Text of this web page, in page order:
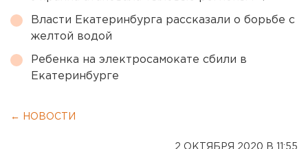
Власти Екатеринбурга рассказали о борьбе с
желтой водой
Ребенка на электросамокате сбили в
Екатеринбурге
← НОВОСТИ
2 ОКТЯБРЯ 2020 В 11:55